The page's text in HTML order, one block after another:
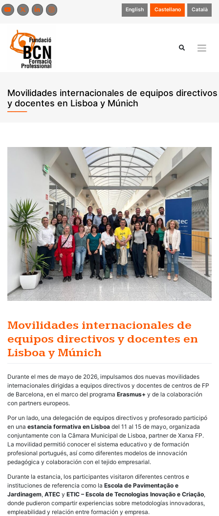
Saltar
al
English Castellano Català
Movilidades internacionales de equipos directivos
y docentes en Lisboa y Múnich
Noticias
Movilidades internacionales de
equipos directivos y docentes en
Lisboa y Múnich
Durante el mes de mayo de 2026, impulsamos dos nuevas movilidades
internacionales dirigidas a equipos directivos y docentes de centros de FP
de Barcelona, en el marco del programa Erasmus+ y de la colaboración
con partners europeos.
Por un lado, una delegación de equipos directivos y profesorado participó
en una estancia formativa en Lisboa del 11 al 15 de mayo, organizada
conjuntamente con la Câmara Municipal de Lisboa, partner de Xarxa FP.
La movilidad permitió conocer el sistema educativo y de formación
profesional portugués, así como diferentes modelos de innovación
pedagógica y colaboración con el tejido empresarial.
Durante la estancia, los participantes visitaron diferentes centros e
instituciones de referencia como la Escola de Pavimentação e
Jardinagem, ATEC y ETIC – Escola de Tecnologias Inovação e Criação,
donde pudieron compartir experiencias sobre metodologías innovadoras,
empleabilidad y relación entre formación y empresa.